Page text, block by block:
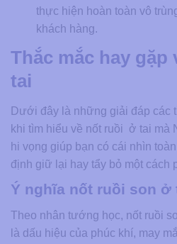
thực hiện hoàn toàn vô
khách hàng.
Thắc mắc hay
tai
Dưới đây là những giải đáp các
khi tìm hiểu về nốt ruồi ở tai mà
hi vọng giúp bạn có cái nhìn
định giữ lại hay tẩy bỏ một cách
Ý nghĩa nốt ruồi son ở
Theo nhân tướng học, nốt ruồi
là dấu hiệu của phúc khí, may